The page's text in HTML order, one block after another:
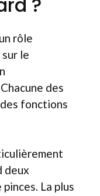
rôle
le
des
fonctions
deux
La plus